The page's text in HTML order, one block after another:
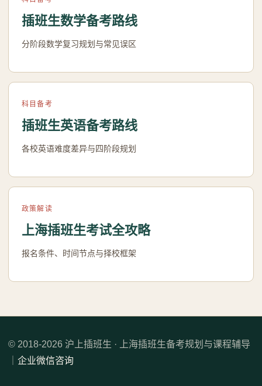
插班生数学备考路线
分阶段数学复习规划与常见误区
科目备考
插班生英语备考路线
各校英语难度差异与四阶段规划
政策解读
上海插班生考试全攻略
报名条件、时间节点与择校框架
© 2018-2026 沪上插班生 · 上海插班生备考规划与课程辅导
企业微信咨询